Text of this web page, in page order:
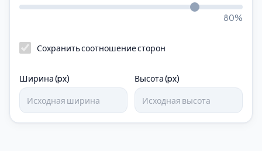
80%
Сохранить соотношение сторон
Ширина (px) Высота (px)